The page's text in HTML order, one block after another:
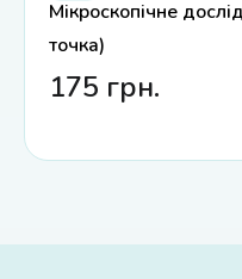
Мікроскопічне
точка)
175 грн.